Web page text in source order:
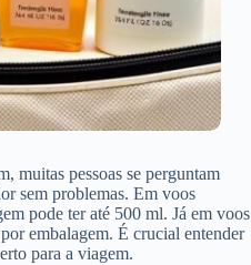
muitas pessoas se perguntam
sem problemas. Em voos
pode ter até 500 ml. Já em voos
embalagem. É crucial entender
para a viagem.